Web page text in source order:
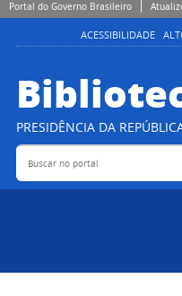
Portal do Governo Brasileiro
ACESSIBILIDADE
PRESIDÊNCIA DA
Buscar no portal